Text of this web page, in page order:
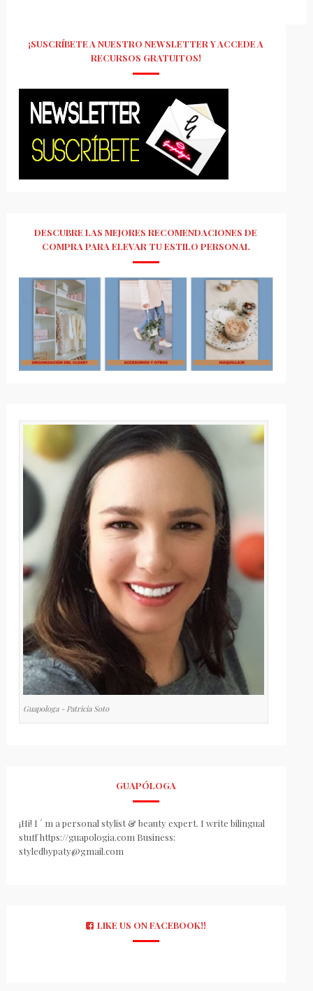
¡SUSCRÍBETE A NUESTRO NEWSLETTER Y ACCEDE A
RECURSOS GRATUITOS!
DESCUBRE LAS MEJORES RECOMENDACIONES DE
COMPRA PARA ELEVAR TU ESTILO PERSONAL
Guapologa - Patricia Soto
GUAPÓLOGA
¡Hi! I ´ m a personal stylist & beauty expert. I write bilingual
stuff https://guapologia.com Business:
styledbypaty@gmail.com
LIKE US ON FACEBOOK!!